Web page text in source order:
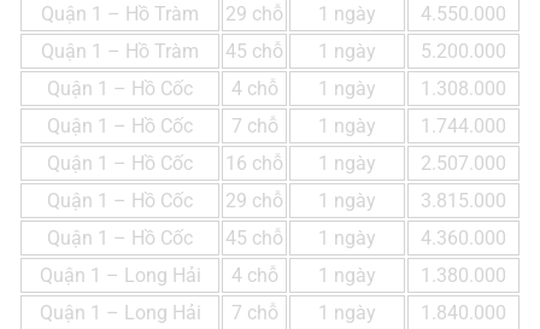
Quận 1 – Hồ Tràm
29 chỗ 1 ngày
4.550.000
Quận 1 – Hồ Tràm
45 chỗ 1 ngày
5.200.000
Quận 1 – Hồ Cốc
4 chỗ 1 ngày
1.308.000
Quận 1 – Hồ Cốc
7 chỗ 1 ngày
1.744.000
Quận 1 – Hồ Cốc
16 chỗ 1 ngày
2.507.000
Quận 1 – Hồ Cốc
29 chỗ 1 ngày
3.815.000
Quận 1 – Hồ Cốc
45 chỗ 1 ngày
4.360.000
Quận 1 – Long Hải
4 chỗ 1 ngày
1.380.000
Quận 1 – Long Hải
7 chỗ 1 ngày
1.840.000